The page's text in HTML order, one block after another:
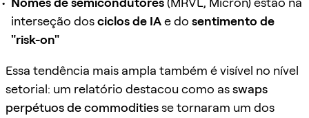
interseção dosciclos de IAe do sentimento de
"risk-on"
Essa tendência mais ampla também é visível no nível
setorial: um relatório destacou como asswaps
perpétuos de commoditiesse tornaram um dos